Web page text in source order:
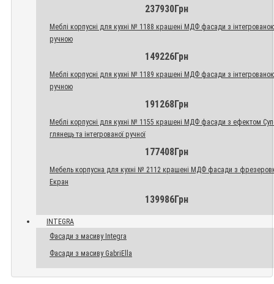
237930Грн
Меблі корпусні для кухні № 1188 крашені МДФ фасади з
ручною
149226Грн
Меблі корпусні для кухні № 1189 крашені МДФ фасади з
ручною
191268Грн
Меблі корпусні для кухні № 1155 крашені МДФ фасади з ефектом
глянець та інтегрованої ручної
177408Грн
Мебель корпусна для кухні № 2112 крашені МДФ фасади з
Екран
139986Грн
INTEGRA
Фасади з масиву Integra
Фасади з масиву GabriElla